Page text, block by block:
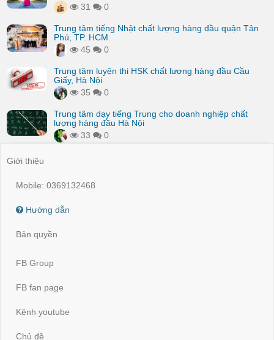
31
0
Trung tâm tiếng Nhật chất lượng hàng đầu quận Tân
Phú, TP. HCM
45
0
Trung tâm luyện thi HSK chất lượng hàng đầu Cầu
Giấy, Hà Nội
35
0
Trung tâm dạy tiếng Trung cho doanh nghiệp chất
lượng hàng đầu Hà Nội
33
0
Giới thiệu
Mobile: 0369132468
Hướng dẫn
Bản quyền
FB Group
FB fan page
Kênh youtube
Chủ đề